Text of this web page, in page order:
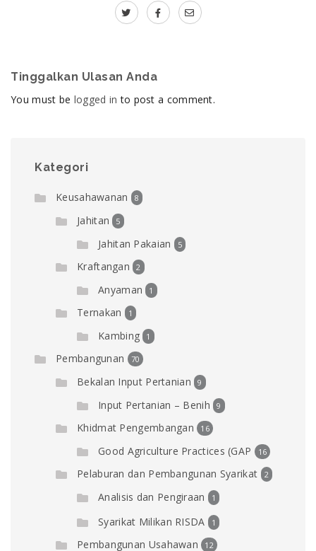
Tinggalkan Ulasan Anda
You must be logged in to post a comment.
Kategori
Keusahawanan 8
Jahitan 5
Jahitan Pakaian 5
Kraftangan 2
Anyaman 1
Ternakan 1
Kambing 1
Pembangunan 70
Bekalan Input Pertanian 9
Input Pertanian – Benih 9
Khidmat Pengembangan 16
Good Agriculture Practices (GAP 16
Pelaburan dan Pembangunan Syarikat 2
Analisis dan Pengiraan 1
Syarikat Milikan RISDA 1
Pembangunan Usahawan 12